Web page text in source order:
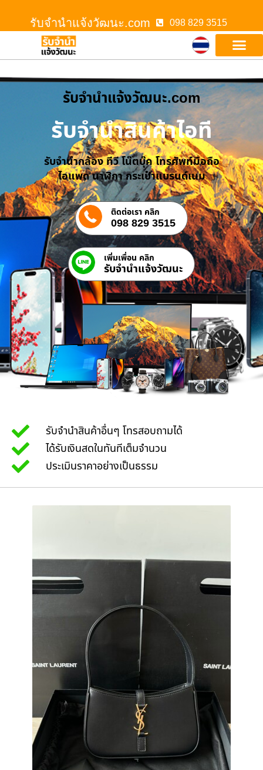
รับจํานําแจ้งวัฒนะ.com 098 829 3515
รับจํานําแจ้งวัฒนะ.com
รับจำนำสินค้าไอที
รับจำนำกล้อง ทีวี โน๊ตบุ๊ค โทรศัพท์มือถือ
ไอแพด นาฬิกา กระเป๋าแบรนด์เนม
ติดต่อเรา คลิก
098 829 3515
เพิ่มเพื่อน คลิก
รับจํานําแจ้งวัฒนะ
รับจำนำสินค้าอื่นๆ โทรสอบถามได้
ได้รับเงินสดในทันทีเต็มจำนวน
ประเมินราคาอย่างเป็นธรรม